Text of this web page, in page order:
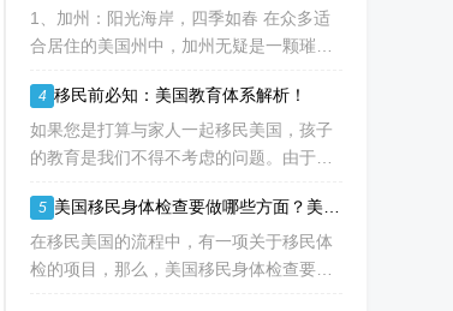
下方的土地，就永远属于你，真正实现资
产的长久
1、加州：阳光海岸，四季如春 在众多适
合居住的美国州中，加州无疑是一颗璀璨
调控的，一年四季都宜人无比。尤其是南
部和中部海岸地区，夏季气温通常能保持
在30度以下
4 移民前必知：美国教育体系解析！
如果您是打算与家人一起移民美国，孩子
的教育是我们不得不考虑的问题。由于各
助公立学校方面发挥着重要作用，因此学
校的运作方式和达到的标准存在很大差
异。作为外籍人士，
5
在移民美国的流程中，有一项关于移民体
检的项目，那么，美国移民身体检查要做